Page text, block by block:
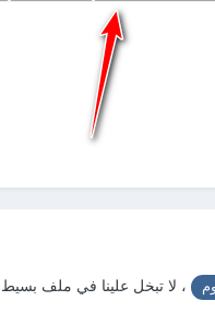
، لا تبخل علينا في ملف بسيط